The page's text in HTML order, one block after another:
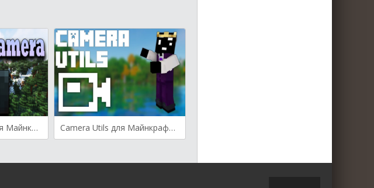
Polaroid Camera для Майнкрафт [1.20.1, 1.20, 1.19.4] Camera Utils для Майнкрафт [1.19.4, 1.19.3, 1.19.2]